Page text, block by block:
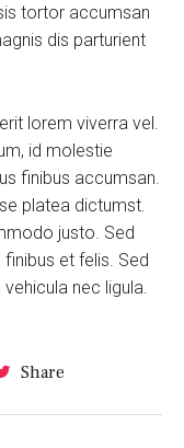
tortor accumsan
dis parturient
lorem viverra vel.
id molestie
finibus accumsan.
platea dictumst.
justo. Sed
et felis. Sed
nec ligula.
Share